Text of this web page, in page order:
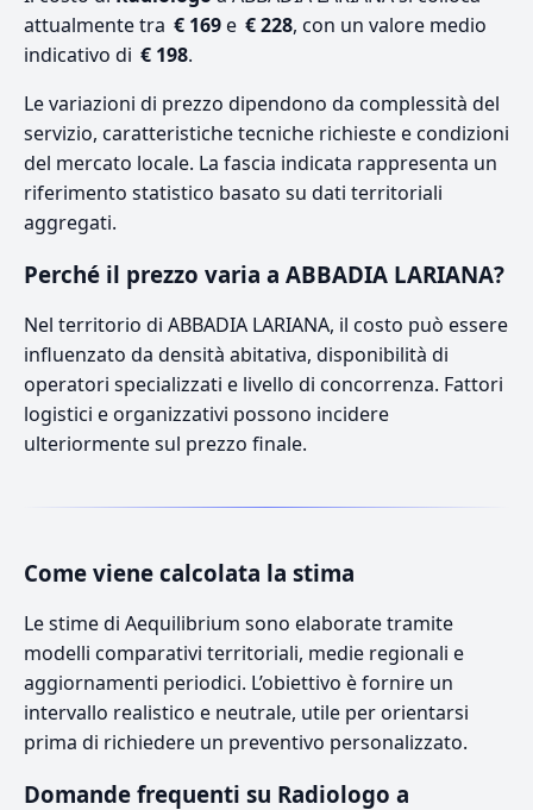
attualmente tra € 169e € 228, con un valore medio
indicativo di € 198.
Le variazioni di prezzo dipendono da complessità del
servizio, caratteristiche tecniche richieste e condizioni
del mercato locale. La fascia indicata rappresenta un
riferimento statistico basato su dati territoriali
aggregati.
Perché il prezzo varia a ABBADIA LARIANA?
Nel territorio di ABBADIA LARIANA, il costo può essere
influenzato da densità abitativa, disponibilità di
operatori specializzati e livello di concorrenza. Fattori
logistici e organizzativi possono incidere
ulteriormente sul prezzo finale.
Come viene calcolata la stima
Le stime di Aequilibrium sono elaborate tramite
modelli comparativi territoriali, medie regionali e
aggiornamenti periodici. L’obiettivo è fornire un
intervallo realistico e neutrale, utile per orientarsi
prima di richiedere un preventivo personalizzato.
Domande frequenti su Radiologo a